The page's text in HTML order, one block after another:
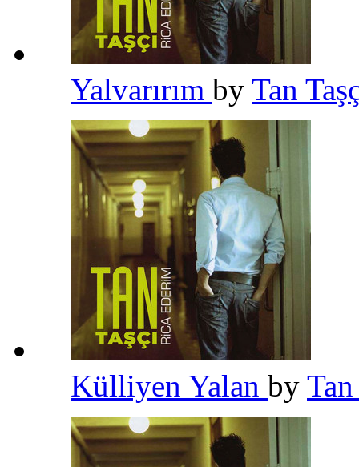
Yalvarırım by Tan
Külliyen Yalan by